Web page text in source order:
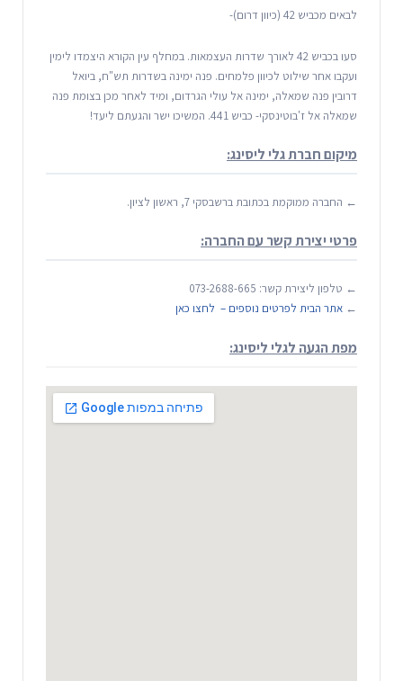
לבאים מכביש 42 (כיוון דרום)-
סעו בכביש 42 לאורך שדרות העצמאות. במחלף עין הקורא היצמדו לימין
ועקבו אחר שילוט לכיוון פלמחים. פנה ימינה בשדרות תש"ח, ביואל
דרובין פנה שמאלה, ימינה אל עולי הגרדום, ומיד לאחר מכן בצומת פנה
שמאלה אל ז'בוטינסקי- כביש 441. המשיכו ישר והגעתם ליעד!
מיקום חברת גלי ליסינג:
← החברה ממוקמת בכתובת ברשבסקי 7, ראשון לציון.
פרטי יצירת קשר עם החברה:
← טלפון ליצירת קשר: 073-2688-665
← אתר הבית לפרטים נוספים – לחצו כאן
מפת הגעה לגלי ליסינג: